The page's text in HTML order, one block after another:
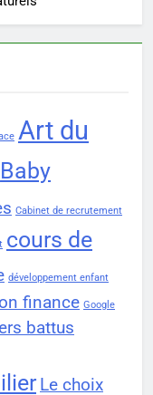
Art du
Baby
Cabinet de recrutement
cours de
développement enfant
finance Google
battus
Le choix